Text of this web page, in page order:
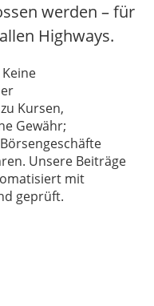
werden – für
Highways.
Kursen,
Gewähr;
Unsere Beiträge
mit
geprüft.